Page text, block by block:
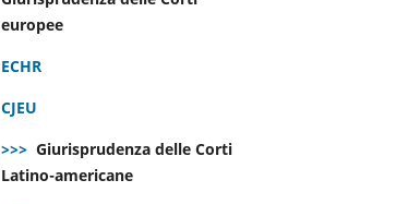
europee
ECHR
CJEU
>>> Giurisprudenza delle Corti
Latino-americane